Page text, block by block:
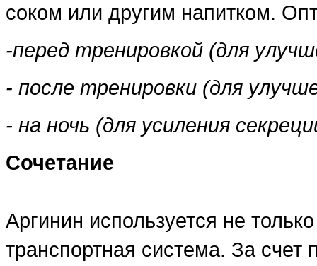
соком или другим напитком.
-перед тренировкой (для
- после тренировки (для
- на ночь (для усиления
Сочетание
Аргинин используется не
транспортная система. За